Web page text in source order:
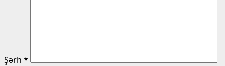
Şərh *